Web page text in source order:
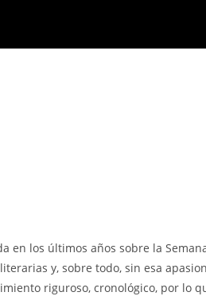
los últimos años sobre la Semana
y, sobre todo, sin esa
riguroso, cronológico, por lo